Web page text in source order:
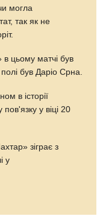
могла
так як не
цьому матчі був
був Даріо Срна.
в історії
у віці 20
зіграє з
у